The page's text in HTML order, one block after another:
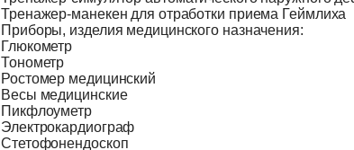
Тренажер-манекен для отработки приема Геймлиха
Приборы, изделия медицинского назначения:
Глюкометр
Тонометр
Ростомер медицинский
Весы медицинские
Пикфлоуметр
Электрокардиограф
Стетофонендоскоп